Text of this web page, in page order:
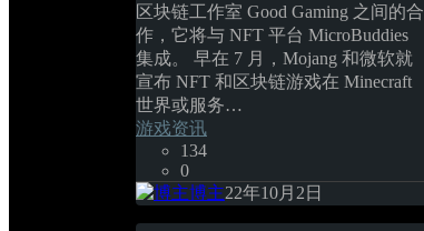
区块链工作室 Good Gaming 之间的合
作，它将与 NFT 平台 MicroBuddies
集成。 早在 7 月，Mojang 和微软就
宣布 NFT 和区块链游戏在 Minecraft
世界或服务…
游戏资讯
134
0
博主22年10月2日